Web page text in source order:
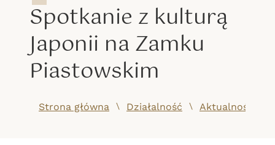
Spotkanie z kulturą
Japonii na Zamku
Piastowskim
Strona główna /
Działalność Aktualności